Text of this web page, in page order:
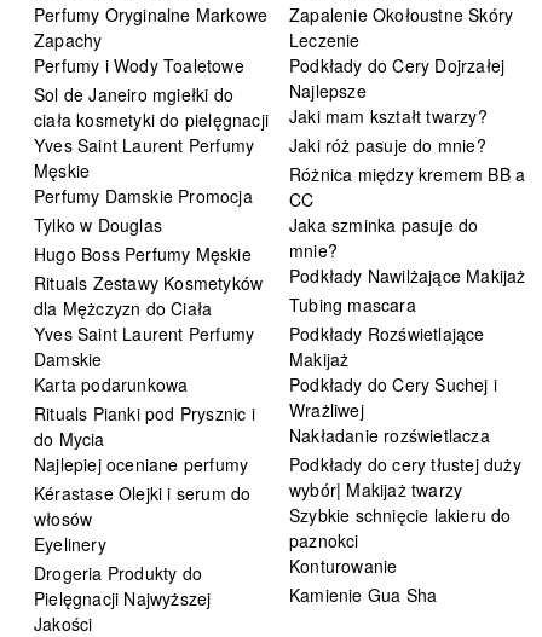
Perfumy Oryginalne Markowe
Zapachy
Perfumy i Wody Toaletowe
Sol de Janeiro mgiełki do
ciała kosmetyki do pielęgnacji
Yves Saint Laurent Perfumy
Męskie
Perfumy Damskie Promocja
Tylko w Douglas
Hugo Boss Perfumy Męskie
Rituals Zestawy Kosmetyków
dla Mężczyzn do Ciała
Yves Saint Laurent Perfumy
Damskie
Karta podarunkowa
Rituals Pianki pod Prysznic i
do Mycia
Najlepiej oceniane perfumy
Kérastase Olejki i serum do
włosów
Eyelinery
Drogeria Produkty do
Pielęgnacji Najwyższej
Jakości
Zapalenie Okołoustne Skóry
Leczenie
Podkłady do Cery Dojrzałej
Najlepsze
Jaki mam kształt twarzy?
Jaki róż pasuje do mnie?
Różnica między kremem BB a
CC
Jaka szminka pasuje do
mnie?
Podkłady Nawilżające Makijaż
Tubing mascara
Podkłady Rozświetlające
Makijaż
Podkłady do Cery Suchej i
Wrażliwej
Nakładanie rozświetlacza
Podkłady do cery tłustej duży
wybór| Makijaż twarzy
Szybkie schnięcie lakieru do
paznokci
Konturowanie
Kamienie Gua Sha